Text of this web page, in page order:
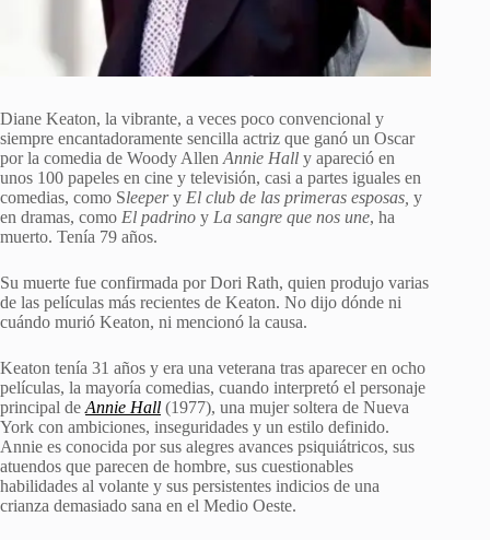
Diane Keaton, la vibrante, a veces poco convencional y
siempre encantadoramente sencilla actriz que ganó un Oscar
por la comedia de Woody Allen Annie Hall y apareció en
unos 100 papeles en cine y televisión, casi a partes iguales en
comedias, como Sleepery El club de las primeras esposas, y
en dramas, como El padrino y La sangre que nos une, ha
muerto. Tenía 79 años.
Su muerte fue confirmada por Dori Rath, quien produjo varias
de las películas más recientes de Keaton. No dijo dónde ni
cuándo murió Keaton, ni mencionó la causa.
Keaton tenía 31 años y era una veterana tras aparecer en ocho
películas, la mayoría comedias, cuando interpretó el personaje
principal de Annie Hall (1977), una mujer soltera de Nueva
York con ambiciones, inseguridades y un estilo definido.
Annie es conocida por sus alegres avances psiquiátricos, sus
atuendos que parecen de hombre, sus cuestionables
habilidades al volante y sus persistentes indicios de una
crianza demasiado sana en el Medio Oeste.